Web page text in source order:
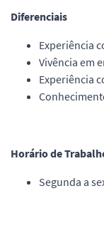
Diferenciais
Experiência
Vivência em
Experiência
Horário de
Segunda a